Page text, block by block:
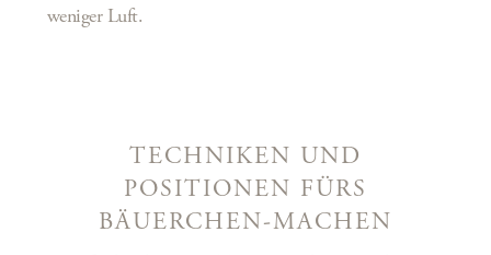
weniger Luft.
TECHNIKEN UND
POSITIONEN FÜRS
BÄUERCHEN-MACHEN